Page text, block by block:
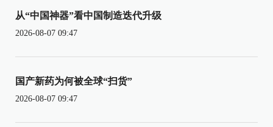
从“中国神器”看中国制造迭代升级
2026-08-07 09:47
国产新药为何被全球“扫货”
2026-08-07 09:47